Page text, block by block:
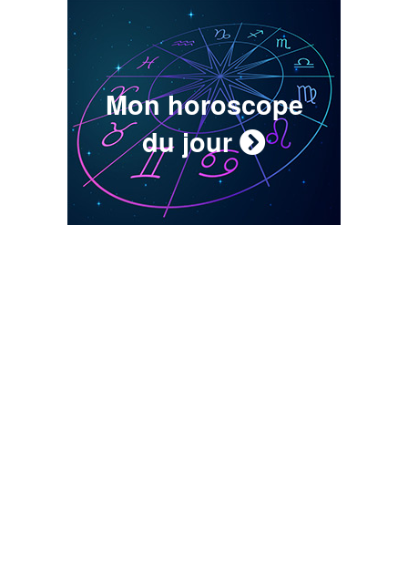
Mon horoscope
du jour